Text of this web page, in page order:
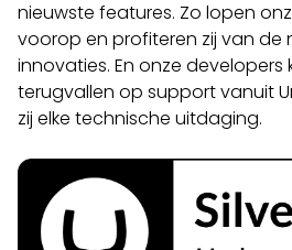
nieuwste features. Zo lopen
voorop en profiteren zij van de
innovaties. En onze developers
terugvallen op support vanuit
zij elke technische uitdaging.